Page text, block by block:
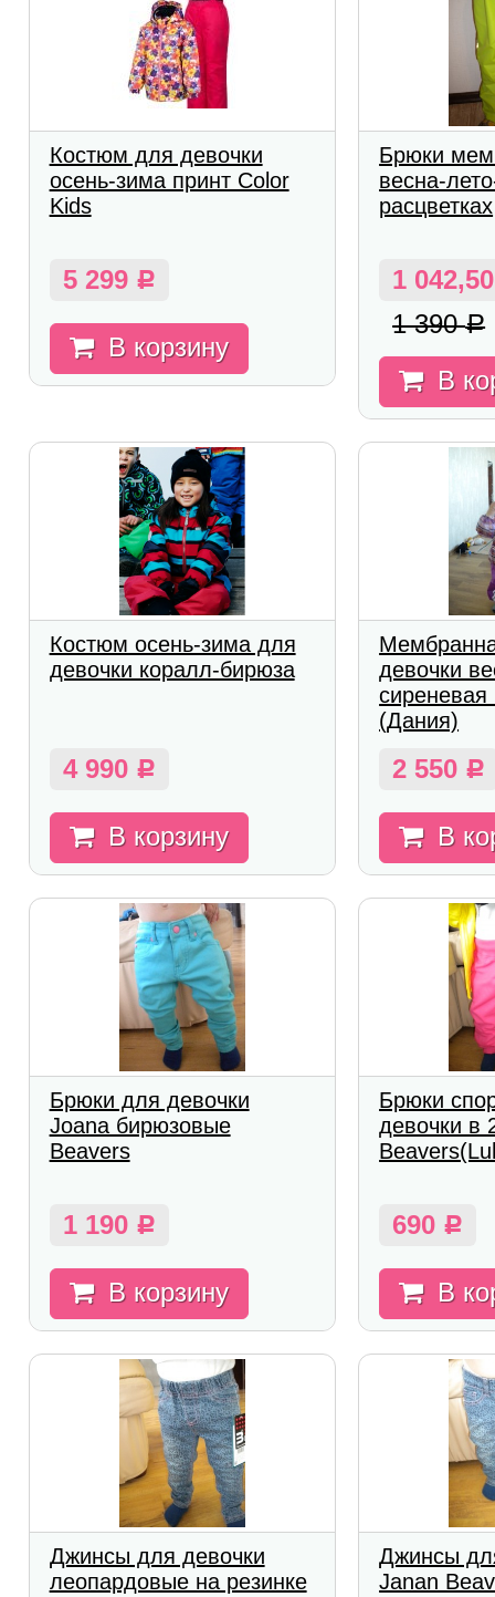
Костюм для девочки
осень-зима принт Color
Kids
5 299 Р
В корзину
Брюки
весна-
расцветках
1
1 390Р
В
Костюм осень-зима для
девочки коралл-бирюза
4 990 Р
В корзину
девочки
сиреневая
(Дания)
2 550 Р
В
Брюки для девочки
Joana бирюзовые
Beavers
1 190 Р
В корзину
Брюки
девочки в
690 Р
В
Джинсы для девочки
леопардовые на резинке
Джинсы
Janan